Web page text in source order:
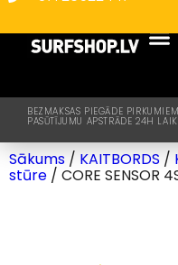
BEZMAKSAS PIEGĀDE
PASŪTĪJUMU APSTRĀDE 24H
Sākums / KAITBORDS /
stūre / CORE SENSOR